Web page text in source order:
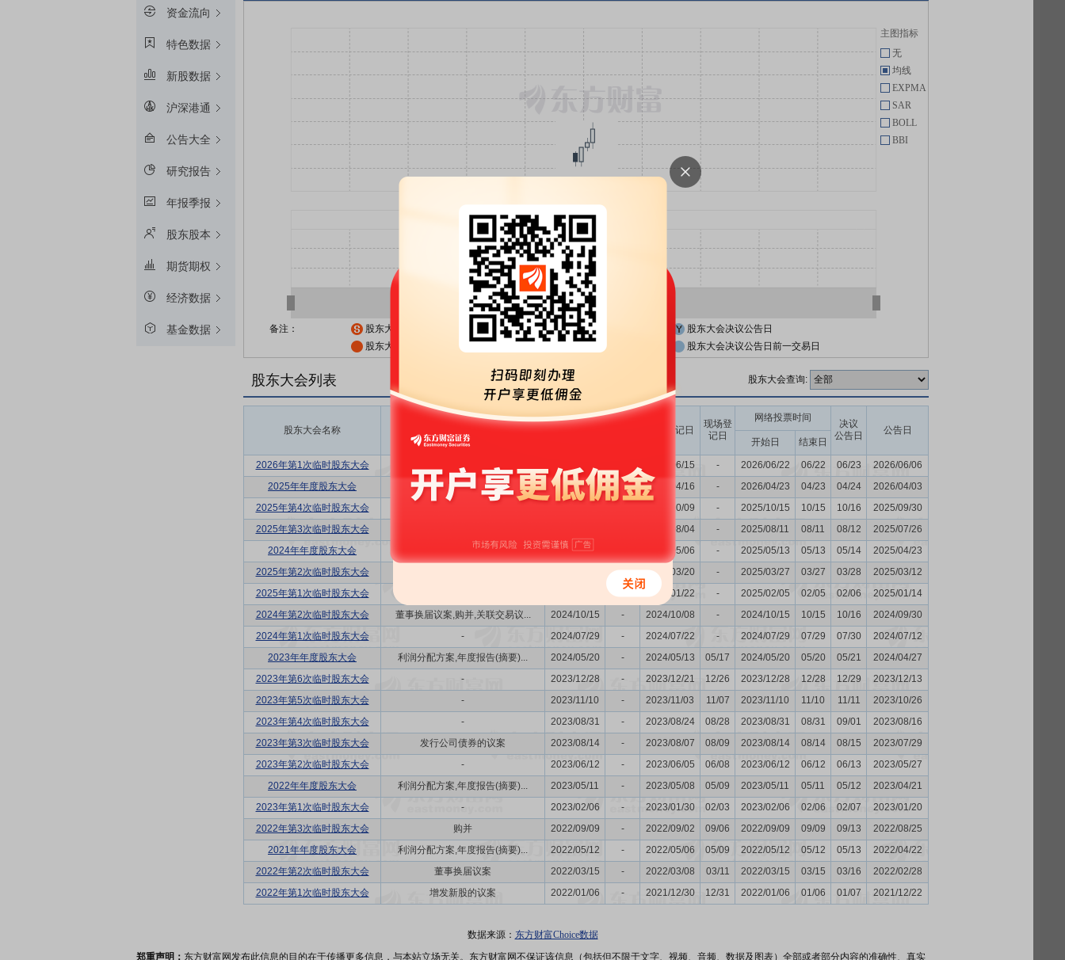
资金流向
特色数据
新股数据
沪深港通
公告大全
研究报告
年报季报
股东股本
期货期权
经济数据
基金数据
主图指标
无
均线
EXPMA
SAR
BOLL
BBI
备注： 股东大会公告日 股东大会召开日
股东大会决议公告日
股东大会公告日前一交易日
股东大会召开日前一交易日 股东大会决议公告日前一交易日
股东大会列表 股东大会查询:
股东大会名称
召开时间
股权登记日
现场登
记日
网络投票时间
决议
公告日
公告日
开始日 结束日
2026年第1次临时股东大会 - 2026/06/22 2026/06/15 - 2026/06/22 06/22 06/23
2026/06/06
2025年年度股东大会
利润分配方案,年度报告(摘要)... 2026/04/23 2026/04/16 - 2026/04/23 04/23 04/24
2026/04/03
2025年第4次临时股东大会
2025/10/09 - 2025/10/15 10/15 10/16
2025/09/30
2025年第3次临时股东大会
2025/08/04 - 2025/08/11 08/11 08/12
2025/07/26
2024年年度股东大会
利润分配方案,年度报告(摘要)... 2025/05/13 2025/05/06 - 2025/05/13 05/13 05/14
2025/04/23
2025年第2次临时股东大会
- 2025/03/20 - 2025/03/27 03/27 03/28
2025/03/12
2025年第1次临时股东大会
2025/01/22 - 2025/02/05 02/05 02/06
2025/01/14
2024年第2次临时股东大会
董事换届议案,购并,关联交易议... 2024/10/15 - 2024/10/08 - 2024/10/15 10/15 10/16
2024/09/30
2024年第1次临时股东大会
- 2024/07/29 - 2024/07/22 - 2024/07/29 07/29 07/30
2024/07/12
2023年年度股东大会
利润分配方案,年度报告(摘要)... 2024/05/20 - 2024/05/13 05/17 2024/05/20 05/20 05/21
2024/04/27
2023年第6次临时股东大会
- 2023/12/28 - 2023/12/21 12/26 2023/12/28 12/28 12/29
2023/12/13
2023年第5次临时股东大会
- 2023/11/10 - 2023/11/03 11/07 2023/11/10 11/10 11/11
2023/10/26
2023年第4次临时股东大会
- 2023/08/31 - 2023/08/24 08/28 2023/08/31 08/31 09/01
2023/08/16
2023年第3次临时股东大会
发行公司债券的议案 2023/08/14 - 2023/08/07 08/09 2023/08/14 08/14 08/15
2023/07/29
2023年第2次临时股东大会
- 2023/06/12 - 2023/06/05 06/08 2023/06/12 06/12 06/13
2023/05/27
2022年年度股东大会
利润分配方案,年度报告(摘要)... 2023/05/11 - 2023/05/08 05/09 2023/05/11 05/11 05/12
2023/04/21
2023年第1次临时股东大会
- 2023/02/06 - 2023/01/30 02/03 2023/02/06 02/06 02/07
2023/01/20
2022年第3次临时股东大会
购并 2022/09/09 - 2022/09/02 09/06 2022/09/09 09/09 09/13
2022/08/25
2021年年度股东大会
利润分配方案,年度报告(摘要)... 2022/05/12 - 2022/05/06 05/09 2022/05/12 05/12 05/13
2022/04/22
2022年第2次临时股东大会
董事换届议案 2022/03/15 - 2022/03/08 03/11 2022/03/15 03/15 03/16
2022/02/28
2022年第1次临时股东大会
增发新股的议案 2022/01/06 - 2021/12/30 12/31 2022/01/06 01/06 01/07 2021/12/22
数据来源： 东方财富Choice数据
郑重声明： 东方财富网发布此信息的目的在于传播更多信息，与本站立场无关。东方财富网不保证该信息（包括但不限于文字、视频、音频、数据及图表）全部或者部分内容的准确性、真实